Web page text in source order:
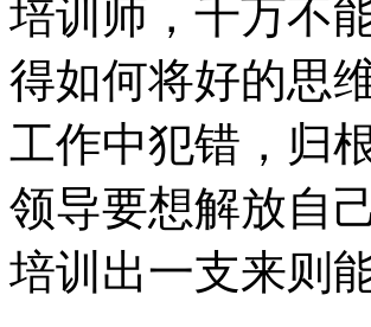
培训师，千万不
得如何将好的思
工作中犯错，归
领导要想解放自
培训出一支来则